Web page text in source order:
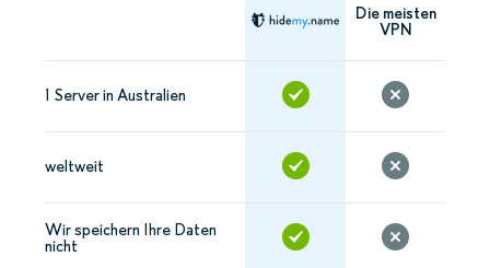
Die meisten
VPN
1 Server in Australien
weltweit
Wir speichern Ihre Daten
nicht